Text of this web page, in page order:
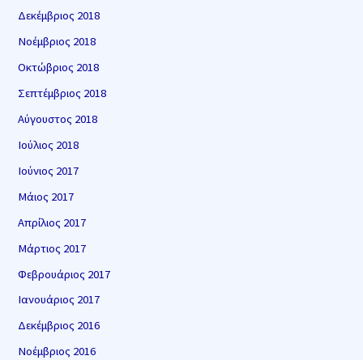
Δεκέμβριος 2018
Νοέμβριος 2018
Οκτώβριος 2018
Σεπτέμβριος 2018
Αύγουστος 2018
Ιούλιος 2018
Ιούνιος 2017
Μάιος 2017
Απρίλιος 2017
Μάρτιος 2017
Φεβρουάριος 2017
Ιανουάριος 2017
Δεκέμβριος 2016
Νοέμβριος 2016